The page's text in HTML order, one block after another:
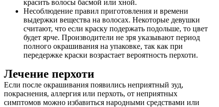
красить волосы басмой или хной.
Несоблюдение правил приготовления и времени
выдержки вещества на волосах. Некоторые девушки
считают, что если краску подержать подольше, то цвет
будет ярче. Производители не зря указывают период
полного окрашивания на упаковке, так как при
передержке краски возрастает вероятность перхоти.
Лечение перхоти
Если после окрашивания появились неприятный зуд,
покраснения, аллергия или перхоть, от неприятных
симптомов можно избавиться народными средствами или